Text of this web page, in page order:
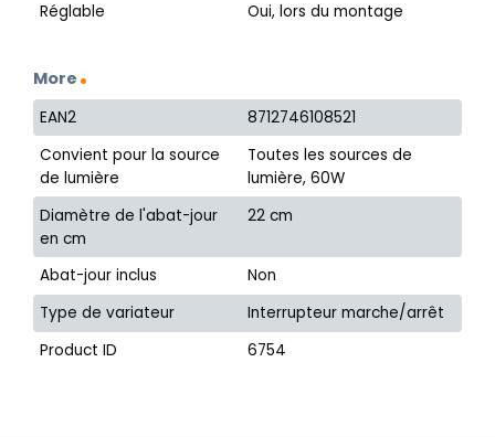
Réglable
Oui, lors du montage
More
EAN2
8712746108521
Convient pour la source
de lumière
Toutes les sources de
lumière, 60W
Diamètre de l'abat-jour
en cm
22 cm
Abat-jour inclus
Non
Type de variateur
Interrupteur marche/arrêt
Product ID
6754